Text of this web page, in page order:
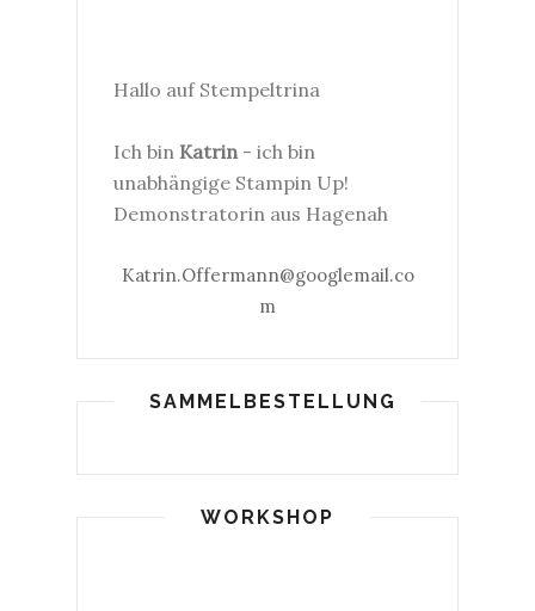
Hallo auf Stempeltrina
Ich bin Katrin- ich bin
unabhängige Stampin Up!
Demonstratorin aus Hagenah
Katrin.Offermann@googlemail.co
m
SAMMELBESTELLUNG
WORKSHOP